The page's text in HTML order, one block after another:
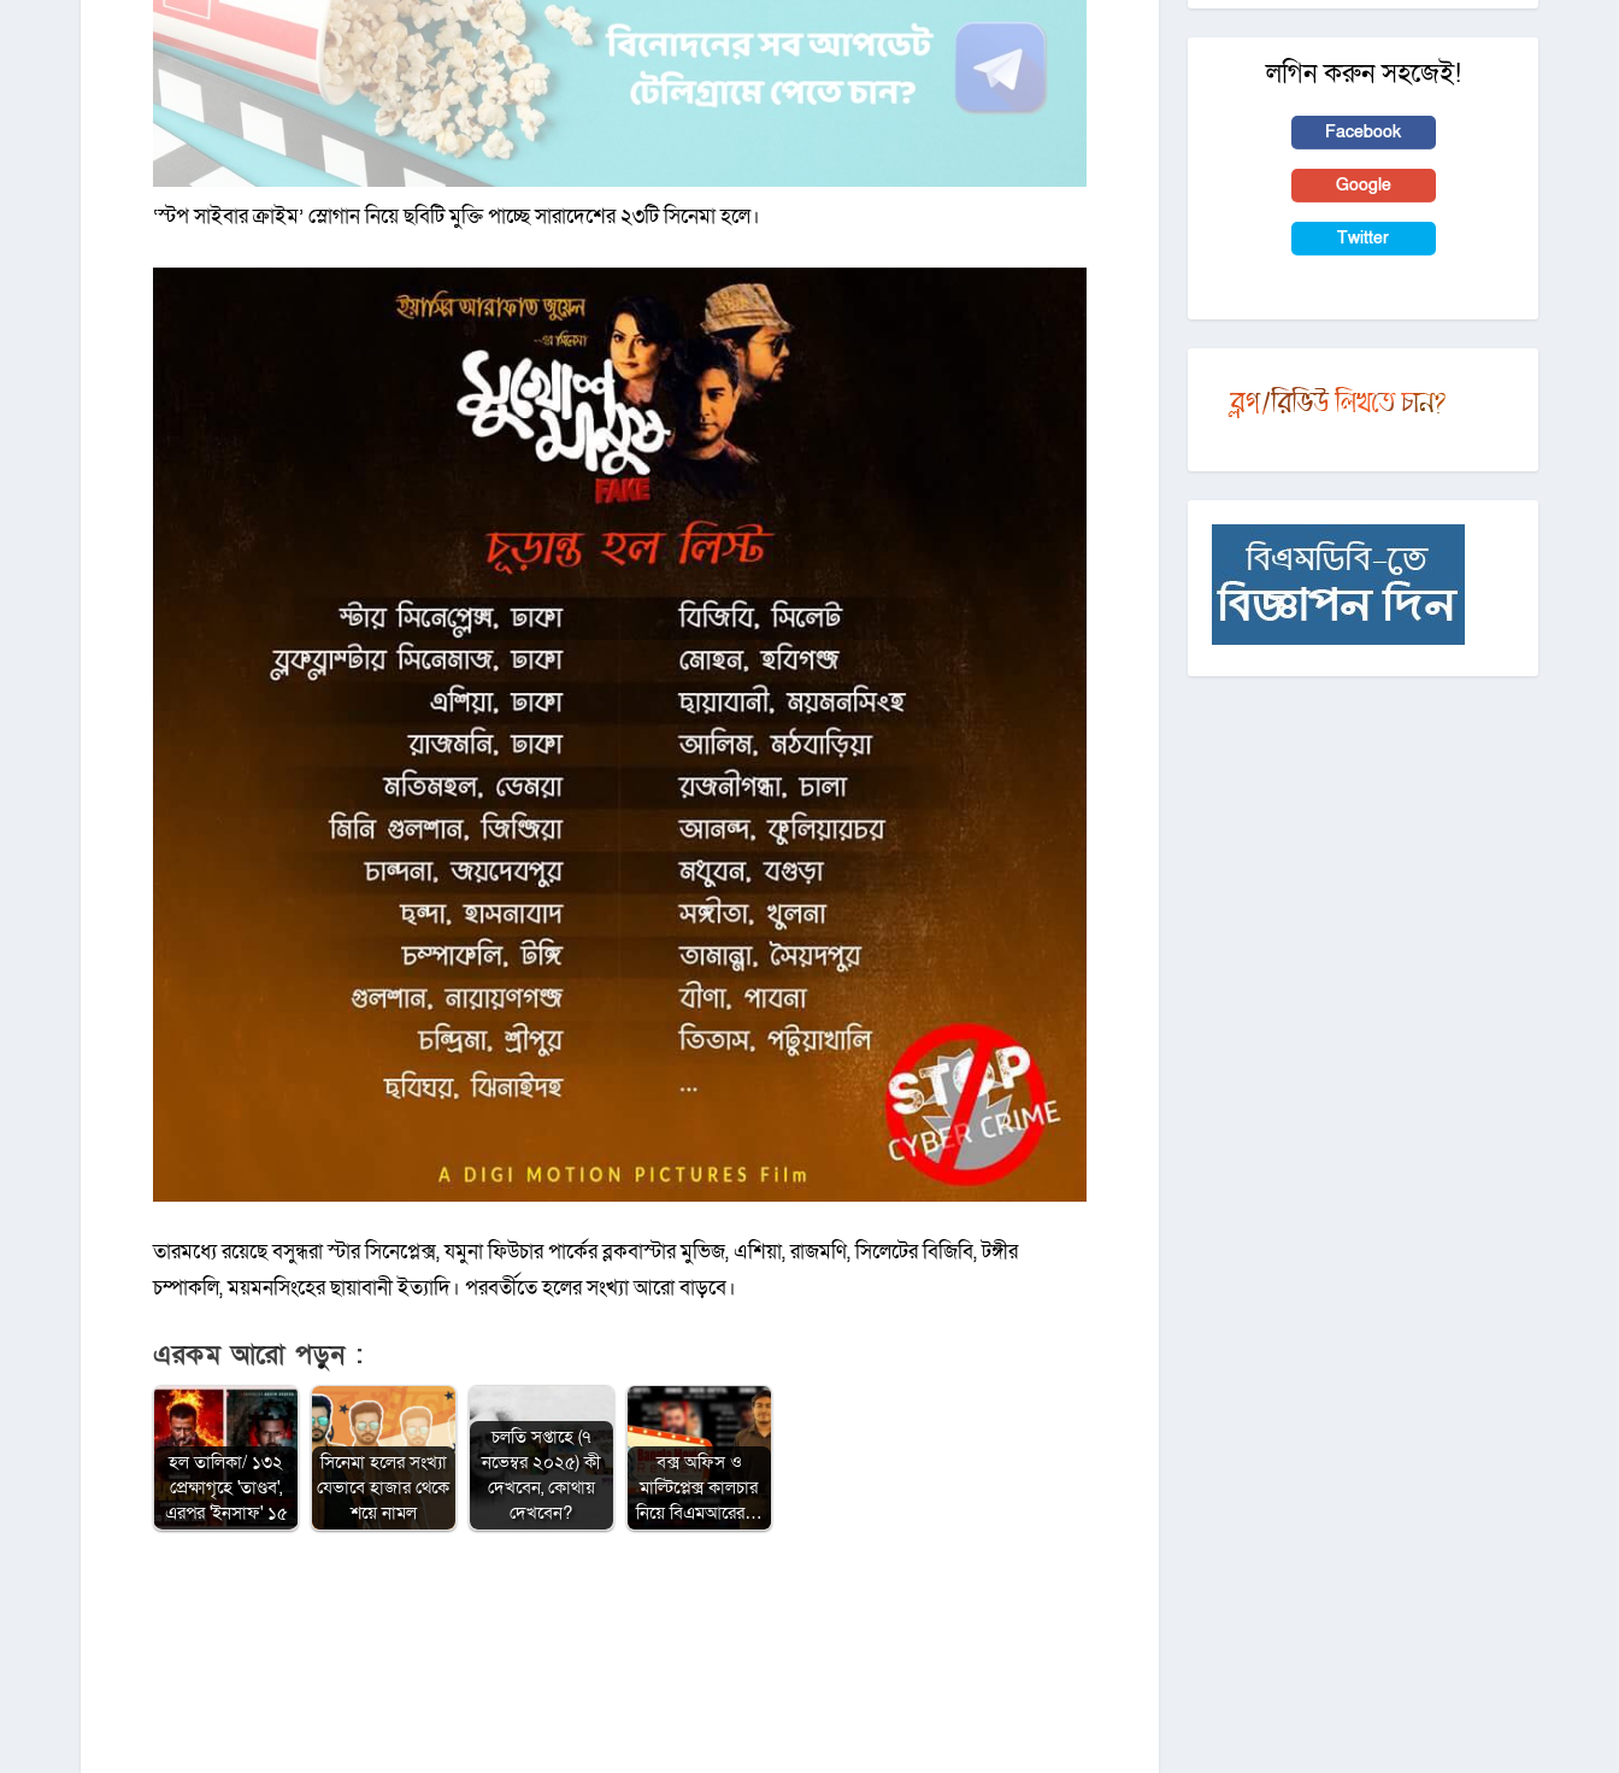
‌‘স্টপ সাইবার ক্রাইম’ স্লোগান নিয়ে ছবিটি মুক্তি পাচ্ছে সারাদেশের ২৩টি সিনেমা হলে।
তারমধ্যে রয়েছে বসুন্ধরা স্টার সিনেপ্লেক্স, যমুনা ফিউচার পার্কের ব্লকবাস্টার মুভিজ, এশিয়া, রাজমণি, সিলেটের বিজিবি, টঙ্গীর
চম্পাকলি, ময়মনসিংহের ছায়াবানী ইত্যাদি। পরবর্তীতে হলের সংখ্যা আরো বাড়বে।
এরকম আরো পড়ুন :
হল তালিকা/ ১৩২
প্রেক্ষাগৃহে 'তাণ্ডব',
এরপর 'ইনসাফ' ১৫
সিনেমা হলের সংখ্যা
যেভাবে হাজার থেকে
শয়ে নামল
চলতি সপ্তাহে (৭
নভেম্বর ২০২৫) কী
দেখবেন, কোথায়
দেখবেন?
বক্স অফিস ও
মাল্টিপ্লেক্স কালচার
নিয়ে বিএমআরের…
লগিন করুন সহজেই!
Facebook
Google
Twitter